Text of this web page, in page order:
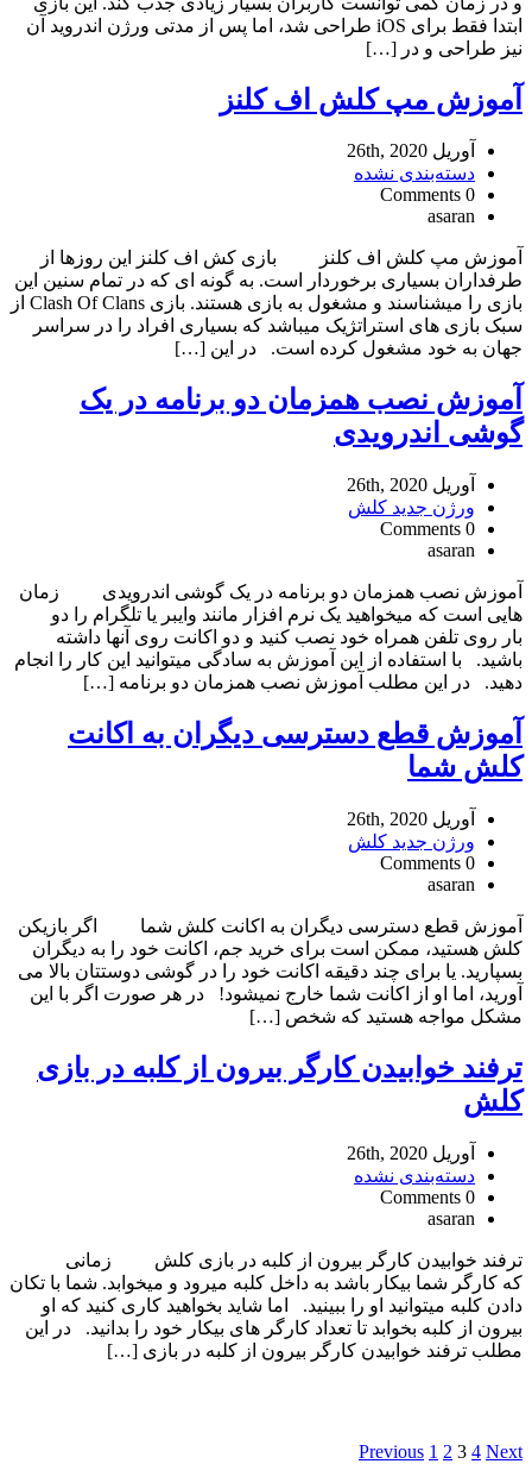
ابتدا فقط برای iOS طراحی شد، اما پس از مدتی ورژن اندروید آن
نیز طراحی و در […]
آموزش مپ کلش اف کلنز
آوریل 26th, 2020
دسته‌بندی نشده
0 Comments
asaran
آموزش مپ کلش اف کلنز بازی کش اف کلنز این روزها از
طرفداران بسیاری برخوردار است. به گونه ای که در تمام سنین این
بازی را میشناسند و مشغول به بازی هستند. بازی Clash Of Clans از
سبک بازی های استراتژیک میباشد که بسیاری افراد را در سراسر
جهان به خود مشغول کرده است. در این […]
آموزش نصب همزمان دو برنامه در یک
گوشی اندرویدی
آوریل 26th, 2020
ورژن جدید کلش
0 Comments
asaran
آموزش نصب همزمان دو برنامه در یک گوشی اندرویدی زمان
هایی است که میخواهید یک نرم افزار مانند وایبر یا تلگرام را دو
بار روی تلفن همراه خود نصب کنید و دو اکانت روی آنها داشته
باشید. با استفاده از این آموزش به سادگی میتوانید این کار را انجام
دهید. در این مطلب آموزش نصب همزمان دو برنامه […]
آموزش قطع دسترسی دیگران به اکانت
کلش شما
آوریل 26th, 2020
ورژن جدید کلش
0 Comments
asaran
آموزش قطع دسترسی دیگران به اکانت کلش شما اگر بازیکن
کلش هستید، ممکن است برای خرید جم، اکانت خود را به دیگران
بسپارید. یا برای چند دقیقه اکانت خود را در گوشی دوستتان بالا می
آورید، اما او از اکانت شما خارج نمیشود! در هر صورت اگر با این
مشکل مواجه هستید که شخص […]
ترفند خوابیدن کارگر بیرون از کلبه در بازی
کلش
آوریل 26th, 2020
دسته‌بندی نشده
0 Comments
asaran
ترفند خوابیدن کارگر بیرون از کلبه در بازی کلش زمانی
که کارگر شما بیکار باشد به داخل کلبه میرود و میخوابد. شما با تکان
دادن کلبه میتوانید او را ببینید. اما شاید بخواهید کاری کنید که او
بیرون از کلبه بخوابد تا تعداد کارگر های بیکار خود را بدانید. در این
مطلب ترفند خوابیدن کارگر بیرون از کلبه در بازی […]
Previous 1 2 3 4 Next